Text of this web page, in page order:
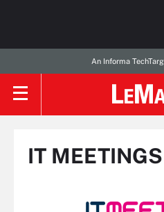
An Informa
IT